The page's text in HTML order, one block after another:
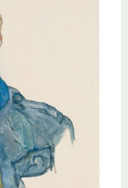
nostalgie d’István pour les
bergers nomades, ou
les contrées lointaines
bouleverser cet univers.
blessé, l’adolescent
en épousant Rézi. La vie
fin idyllique n’est-elle pas
bien loin. Et pour István,
à l’âge adulte va
des choses pour lui-même
scènes fortes, notamment